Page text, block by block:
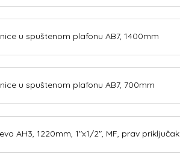
u spuštenom plafonu AB7, 1400mm
u spuštenom plafonu AB7, 700mm
AH3, 1220mm, 1"x1/2", MF, prav priključak